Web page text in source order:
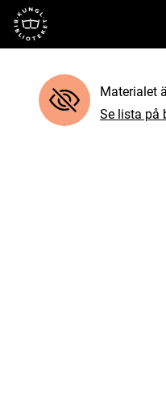
Till startsidan
Materialet
Se lista på